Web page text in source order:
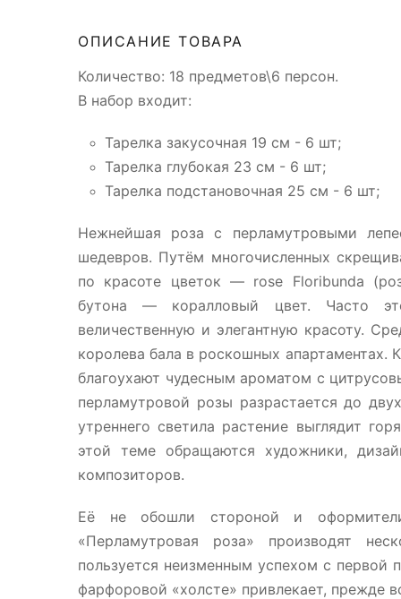
ОПИСАНИЕ ТОВАРА
Количество: 18 предметов\6 персон.
В набор входит:
Тарелка закусочная 19 см - 6 шт;
Тарелка глубокая 23 см - 6 шт;
Тарелка подстановочная 25 см - 6 шт;
Нежнейшая роза с перламутровыми
шедевров. Путём многочисленных
по красоте цветок — rose Floribunda
бутона — коралловый цвет. Часто
величественную и элегантную красоту.
королева бала в роскошных апартаментах.
благоухают чудесным ароматом с
перламутровой розы разрастается до
утреннего светила растение выглядит
этой теме обращаются художники,
композиторов.
Её не обошли стороной и
«Перламутровая роза» производят
пользуется неизменным успехом с первой
фарфоровой «холсте» привлекает, прежде